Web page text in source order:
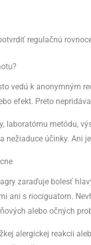
regulačnú
vedú k anonymným
efekt. Preto
laboratórnu metódu,
účinky. Ani
zaraďuje bolesť
ani s riociguatom.
alebo očných
alergickej reakcii